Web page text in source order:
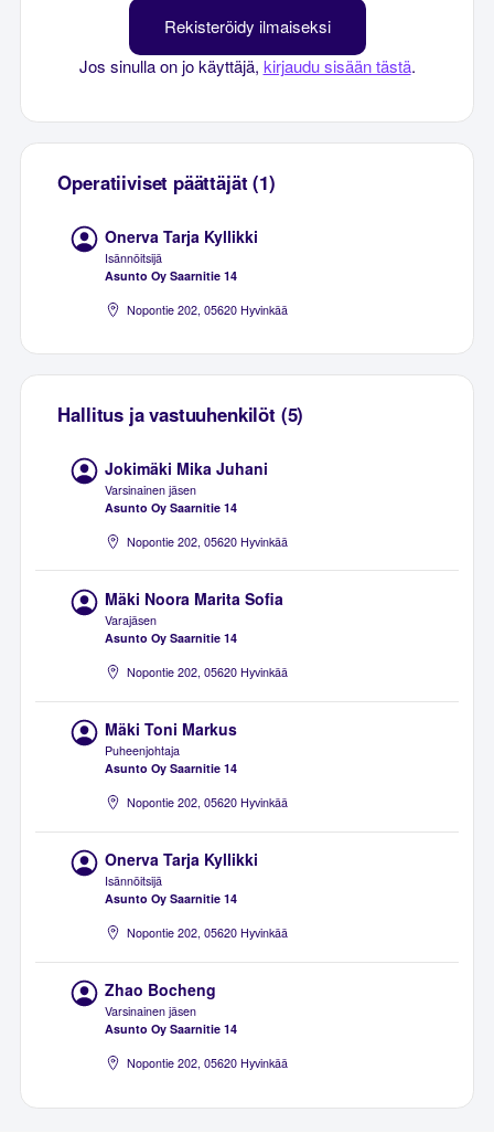
Rekisteröidy ilmaiseksi
Jos sinulla on jo käyttäjä, kirjaudu sisään tästä.
Operatiiviset päättäjät (1)
Onerva Tarja Kyllikki
Isännöitsijä
Asunto Oy Saarnitie 14
Nopontie 202, 05620 Hyvinkää
Hallitus ja vastuuhenkilöt (5)
Jokimäki Mika Juhani
Varsinainen jäsen
Asunto Oy Saarnitie 14
Nopontie 202, 05620 Hyvinkää
Mäki Noora Marita Sofia
Varajäsen
Asunto Oy Saarnitie 14
Nopontie 202, 05620 Hyvinkää
Mäki Toni Markus
Puheenjohtaja
Asunto Oy Saarnitie 14
Nopontie 202, 05620 Hyvinkää
Onerva Tarja Kyllikki
Isännöitsijä
Asunto Oy Saarnitie 14
Nopontie 202, 05620 Hyvinkää
Zhao Bocheng
Varsinainen jäsen
Asunto Oy Saarnitie 14
Nopontie 202, 05620 Hyvinkää